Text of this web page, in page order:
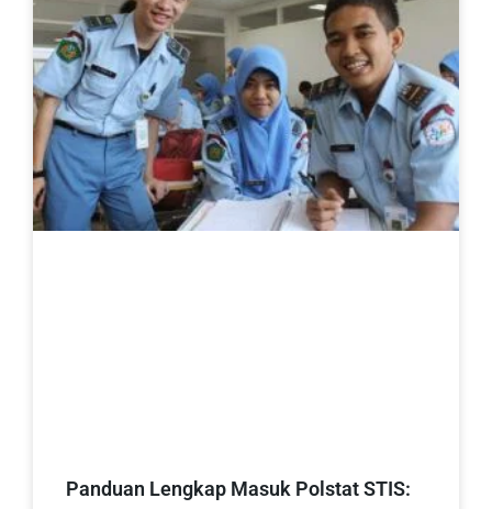
Panduan Lengkap Masuk Polstat STIS: